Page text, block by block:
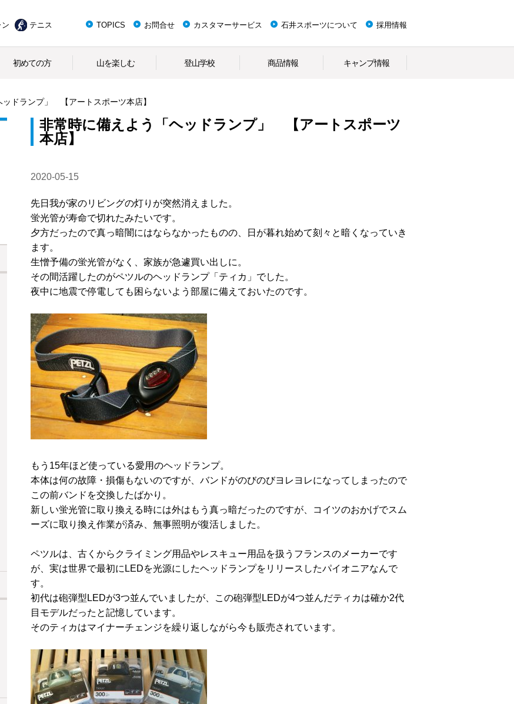
ン テニス TOPICS お問合せ カスタマーサービス 石井スポーツについて 採用情報
初めての方 山を楽しむ 登山学校 商品情報 キャンプ情報
ッドランプ」 【アートスポーツ本店】
非常時に備えよう「ヘッドランプ」 【アートスポーツ
本店】
2020-05-15
先日我が家のリビングの灯りが突然消えました。
蛍光管が寿命で切れたみたいです。
夕方だったので真っ暗闇にはならなかったものの、日が暮れ始めて刻々と暗くなっていき
ます。
生憎予備の蛍光管がなく、家族が急遽買い出しに。
その間活躍したのがペツルのヘッドランプ「ティカ」でした。
夜中に地震で停電しても困らないよう部屋に備えておいたのです。
もう 15年ほど使っている愛用のヘッドランプ。
本体は何の故障・損傷もないのですが、バンドがのびのびヨレヨレになってしまったので
この前バンドを交換したばかり。
新しい蛍光管に取り換える時には外はもう真っ暗だったのですが、コイツのおかげでスム
ーズに取り換え作業が済み、無事照明が復活しました。
ペツルは、古くからクライミング用品やレスキュー用品を扱うフランスのメーカーです
が、実は世界で最初に LEDを光源にしたヘッドランプをリリースしたパイオニアなんで
す。
初代は砲弾型 LEDが3つ並んでいましたが、この砲弾型 LEDが4つ並んだティカは確か2代
目モデルだったと記憶しています。
そのティカはマイナーチェンジを繰り返しながら今も販売されています。